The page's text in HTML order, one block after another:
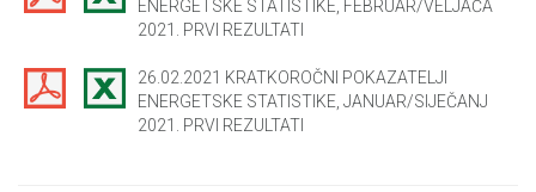
ENERGETSKE STATISTIKE, FEBRUAR/VELJAČA
2021. PRVI REZULTATI
26.02.2021 KRATKOROČNI POKAZATELJI
ENERGETSKE STATISTIKE, JANUAR/SIJEČANJ
2021. PRVI REZULTATI